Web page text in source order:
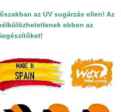
az UV sugárzás ellen! Az
ebben az